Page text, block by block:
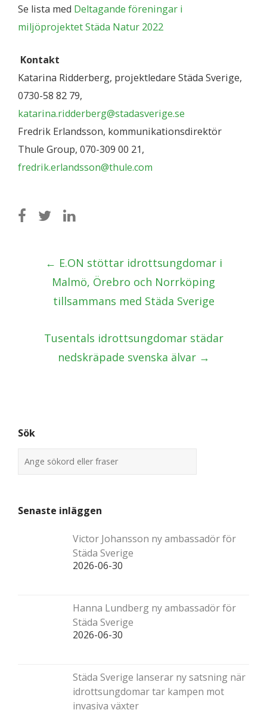
Se lista med Deltagande föreningar i
miljöprojektet Städa Natur 2022
Kontakt
Katarina Ridderberg, projektledare Städa Sverige,
0730-58 82 79,
katarina.ridderberg@stadasverige.se
Fredrik Erlandsson, kommunikationsdirektör
Thule Group, 070-309 00 21,
fredrik.erlandsson@thule.com
Post
navigation
← E.ON stöttar idrottsungdomar i
Malmö, Örebro och Norrköping
tillsammans med Städa Sverige
Tusentals idrottsungdomar städar
nedskräpade svenska älvar →
Sök
Senaste inläggen
Victor Johansson ny ambassadör för
Städa Sverige
2026-06-30
Hanna Lundberg ny ambassadör för
Städa Sverige
2026-06-30
Städa Sverige lanserar ny satsning när
idrottsungdomar tar kampen mot
invasiva växter